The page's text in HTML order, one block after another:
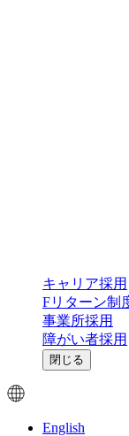
キャリア採用
Fリターン制
事業所採用
障がい者採用
閉じる
English